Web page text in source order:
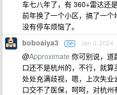
车七八年了，有 360+雷达还是
前年换了一个小区，搞了一
没有停车烦恼了。
boboaiya3 OP Jan 3, 2024
@Approximate 你可别说，道
口还不是杭州的，不行，就算
处处充满歧视，嗯，上次失
口交不了医保，呵呵，对杭